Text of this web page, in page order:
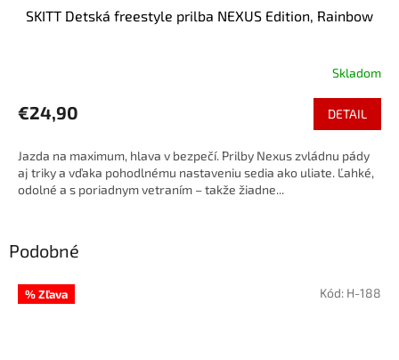
SKITT Detská freestyle prilba NEXUS Edition, Rainbow
Skladom
€24,90 DETAIL
Jazda na maximum, hlava v bezpečí. Prilby Nexus zvládnu pády
aj triky a vďaka pohodlnému nastaveniu sedia ako uliate. Ľahké,
odolné a s poriadnym vetraním – takže žiadne...
Podobné
% Zľava Kód: H-188